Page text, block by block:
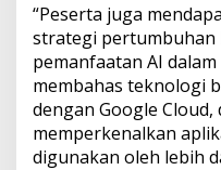
“Peserta juga
strategi pertumbuhan
pemanfaatan AI
membahas teknologi
dengan Google
memperkenalkan
digunakan oleh lebih